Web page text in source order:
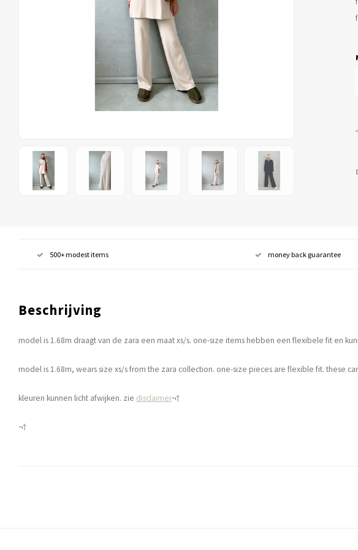
500+ modest items money back guarantee
Beschrijving
model is 1.68m draagt van de zara een maat xs/s. one-size items hebben een flexibele fit en
model is 1.68m, wears size xs/s from the zara collection. one-size pieces are flexible fit. these
kleuren kunnen licht afwijken. zie disclaimer¬†
¬†